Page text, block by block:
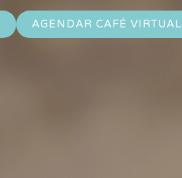
AGENDAR CAFÉ VIRTUAL